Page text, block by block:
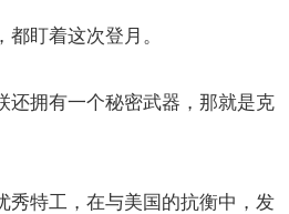
盯着这次登月。
还拥有一个秘密武器，那就是克
秀特工，在与美国的抗衡中，发